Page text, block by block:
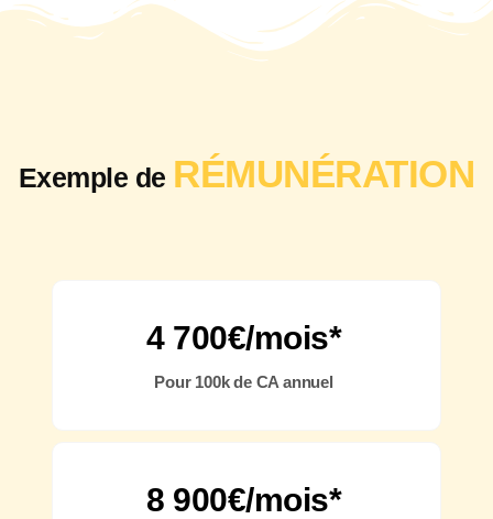
Exemple de RÉMUNÉRATION
4 700€/mois*
Pour 100k de CA annuel
8 900€/mois*